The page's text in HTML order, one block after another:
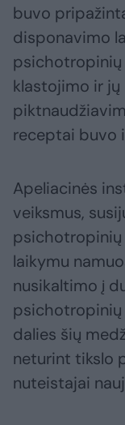
buvo
disponavimo
psichotropinių
klastojimo ir
receptai
Apeliacinės
veiksmus,
psichotropinių
laikymu
nusikaltimo į
psichotropinių
dalies šių
neturint tikslo
nuteistajai